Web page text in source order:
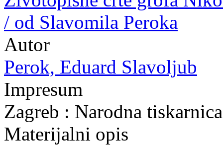
/ od Slavomila Peroka
Autor
Perok, Eduard Slavoljub
Impresum
Zagreb : Narodna
Materijalni opis